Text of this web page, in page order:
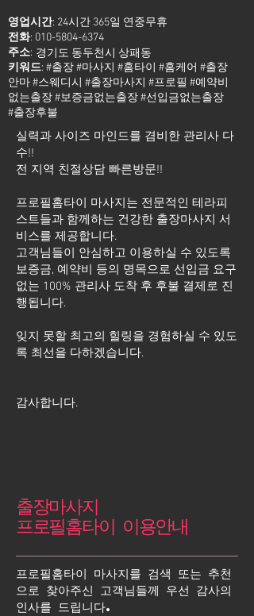
영업시간: 24시간 365일 연중무휴
전화: 010-5804-6374
주소:
키워드: #출장 #마사지 #홈타이 #홈케어 #출장
안마 #스웨디시 #출장마사지 #프로필 #예약비
없는출장 #보증금없는출장 #선입금없는출장
#출장후불
경기도 동두천시 상패동
실력과 사이즈 마인드를 겸비한 관리사 다
수!!
전 지역 친절상담 빠른방문!!
프로필홈타이 마사지는 전문적인 테라피
스트들과 함께하는 건강한 출장마사지 서
비스를 제공합니다.
고객님들이 안심하고 이용하실 수 있도록
보증금, 예약비 등의 명목으로 선입금 요구
없는 100% 관리사 도착 후 후불 결제로 진
행됩니다.
잊지 못할 최고의 힐링을 경험하실 수 있도
록 최선을 다하겠습니다.
​감사합니다.
출장마사지
프로필홈타이 이용안내
프로필홈타이 마사지를 검색 또는 추천
으로 찾아주신 고객님들께 우선 감사의
인사를 드립니다.